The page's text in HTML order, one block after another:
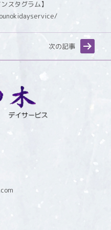
スタグラム】
次の記事